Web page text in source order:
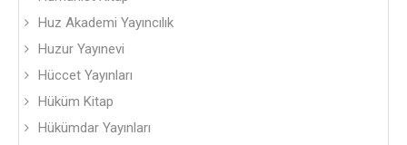
Huz Akademi Yayıncılık
Huzur Yayınevi
Hüccet Yayınları
Hüküm Kitap
Hükümdar Yayınları